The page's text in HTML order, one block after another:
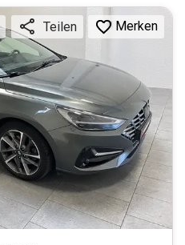
Teilen Merken